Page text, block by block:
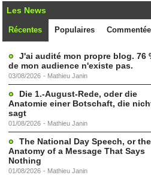
Les News
Récentes Populaires
J'ai audité mon propre blog. 76
de mon audience n'existe pas.
03/08/2026 - Mathieu Janin
Die 1.-August-Rede, oder die
Anatomie einer Botschaft, die
sagt
01/08/2026 - Mathieu Janin
The National Day Speech, or the
Anatomy of a Message That Says
Nothing
01/08/2026 - Mathieu Janin